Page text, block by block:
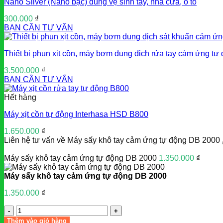
1.300.000 ₫.
Nano Silver (Nano bạc) dùng vệ sinh tay, nhà cửa, ô tô
300.000 ₫
BẠN CẦN TƯ VẤN
Thiết bị phun xịt cồn, máy bơm dung dịch rửa tay cảm ứng tự
3.500.000 ₫
BẠN CẦN TƯ VẤN
Hết hàng
Máy xịt cồn tự động Interhasa HSD B800
1.650.000 ₫
Liên hệ tư vấn về Máy sấy khô tay cảm ứng tự động DB 2000
Máy sấy khô tay cảm ứng tự động DB 2000 1.350.000 ₫
Máy sấy khô tay cảm ứng tự động DB 2000
1.350.000 ₫
Số
lượng
Thêm vào giỏ hàng